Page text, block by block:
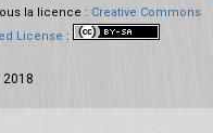
la licence : Creative Commons
License :